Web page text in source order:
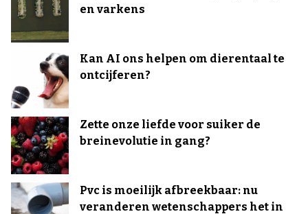
en varkens
Kan AI ons helpen om dierentaal te
ontcijferen?
Zette onze liefde voor suiker de
breinevolutie in gang?
Pvc is moeilijk afbreekbaar: nu
veranderen wetenschappers het in